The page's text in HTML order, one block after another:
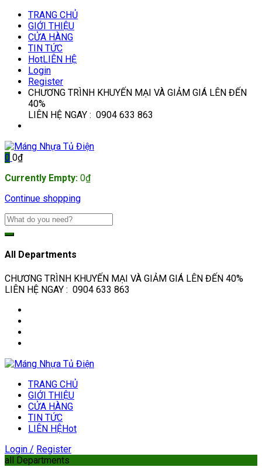
TRANG CHỦ
GIỚI THIỆU
CỬA HÀNG
TIN TỨC
HotLIÊN HỆ
Login
Register
CHƯƠNG TRÌNH KHUYẾN MẠI VÀ GIẢM GIÁ LÊN ĐẾN
40%
LIÊN HỆ NGAY : 0904 633 863
0 0₫
Currently Empty: 0₫
Continue shopping
All Departments
CHƯƠNG TRÌNH KHUYẾN MẠI VÀ GIẢM GIÁ LÊN ĐẾN 40%
LIÊN HỆ NGAY : 0904 633 863
TRANG CHỦ
GIỚI THIỆU
CỬA HÀNG
TIN TỨC
LIÊN HỆHot
Login / Register
all Departments